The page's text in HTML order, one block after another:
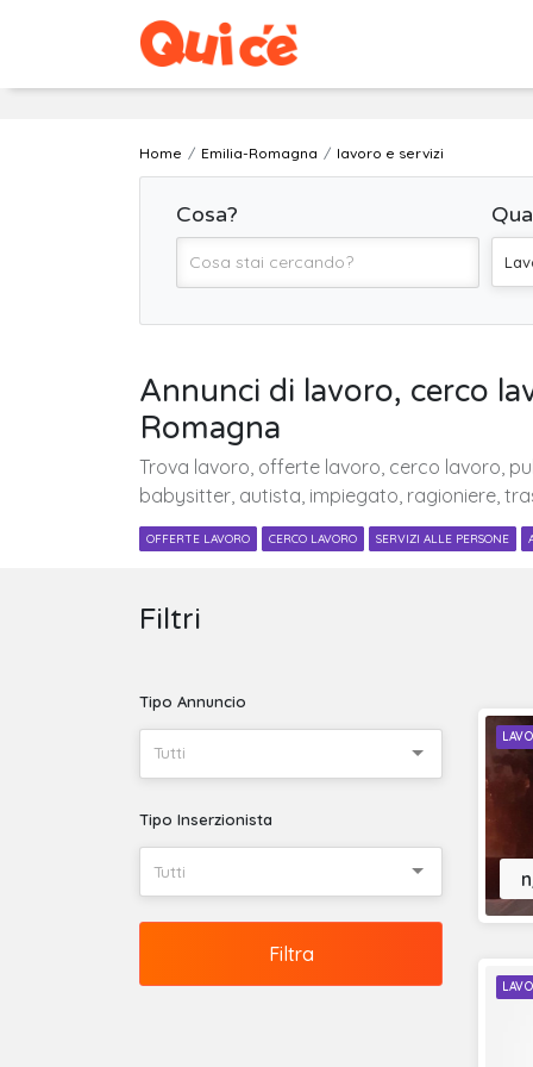
Home Emilia-Romagna lavoro e servizi
Cosa?
Annunci di lavoro, cerco
Romagna
Trova lavoro, offerte lavoro, cerco lavoro,
babysitter, autista, impiegato, ragioniere,
OFFERTE LAVORO CERCO LAVORO SERVIZI ALLE PERSONE
Filtri
Tipo Annuncio
Tutti
Tipo Inserzionista
Tutti
Filtra